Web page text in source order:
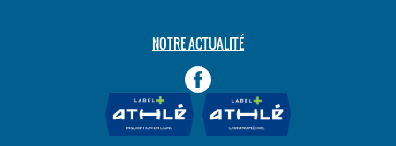
NOTRE ACTUALITÉ